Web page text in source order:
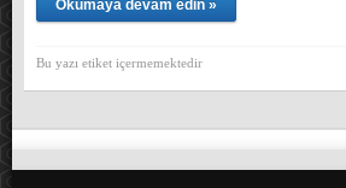
Okumaya devam edin »
Bu yazı etiket içermemektedir